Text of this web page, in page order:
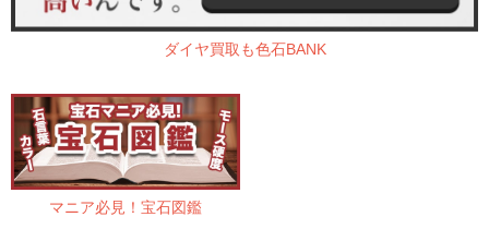
ダイヤ買取も色石BANK
マニア必見！宝石図鑑